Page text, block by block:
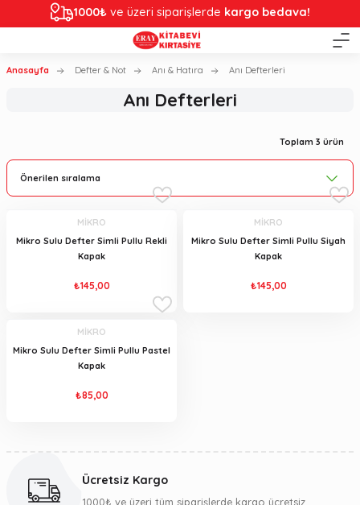
1000₺ ve üzeri siparişlerde kargo bedava!
Anasayfa Defter & Not Anı & Hatıra Anı Defterleri
Anı Defterleri
Toplam 3 ürün
MİKRO
Mikro Sulu Defter Simli Pullu Rekli
Kapak
₺145,00
MİKRO
Mikro Sulu Defter Simli Pullu Siyah
Kapak
₺145,00
MİKRO
Mikro Sulu Defter Simli Pullu Pastel
Kapak
₺85,00
Ücretsiz Kargo
1000₺ ve üzeri tüm siparişlerde kargo ücretsiz